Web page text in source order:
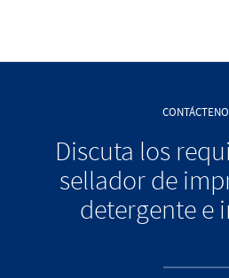
Discuta los
sellador de
detergente e